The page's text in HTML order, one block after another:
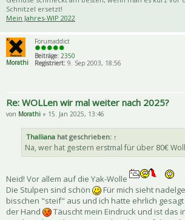
Schnitzel ersetzt!
Mein Jahres-WIP 2022
Morathi
Forumaddict
Beiträge: 2350
Registriert: 9. Sep 2003, 18:56
Re: WOLLen wir mal weiter nach 2025?
von Morathi » 15. Jan 2025, 13:46
Thalliana hat geschrieben: ↑
Na, wer hat gestern erstmal für über 80€
Neid! Vor allem auf die Yak-Wolle
Die Stulpen sind schön
Für mich sieht
bisschen "steif" aus und ich hatte ehrlich
der Hand
Täuscht mein Eindruck und ist das